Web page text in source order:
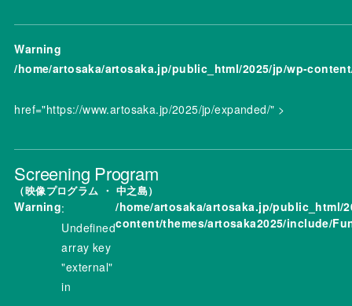
Warning
/home/artosaka/artosaka.jp/public_html/2025/jp/wp-
href="https://www.artosaka.jp/2025/jp/expanded/" >
Screening Program
映像プログラム ・ 中之島
Warning:
Undefined
array key
"external"
in
/home/artosaka/artosaka.jp/public_html/
content/themes/artosaka2025/include/